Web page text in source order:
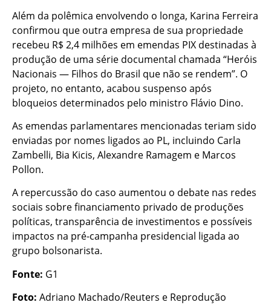
Além da polêmica envolvendo o longa, Karina Ferreira
confirmou que outra empresa de sua propriedade
recebeu R$ 2,4 milhões em emendas PIX destinadas à
produção de uma série documental chamada “Heróis
Nacionais — Filhos do Brasil que não se rendem”. O
projeto, no entanto, acabou suspenso após
bloqueios determinados pelo ministro Flávio Dino.
As emendas parlamentares mencionadas teriam sido
enviadas por nomes ligados ao PL, incluindo Carla
Zambelli, Bia Kicis, Alexandre Ramagem e Marcos
Pollon.
A repercussão do caso aumentou o debate nas redes
sociais sobre financiamento privado de produções
políticas, transparência de investimentos e possíveis
impactos na pré-campanha presidencial ligada ao
grupo bolsonarista.
Fonte: G1
Foto: Adriano Machado/Reuters e Reprodução